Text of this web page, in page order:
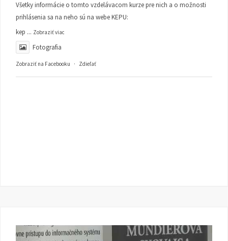
Všetky informácie o tomto vzdelávacom kurze pre nich a o možnosti
prihlásenia sa na neho sú na webe KEPU:
kep ... Zobraziť viac
Fotografia
Zobraziť na Facebooku · Zdieľať